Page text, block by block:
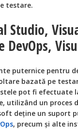
testare.
Studio,
DevOps,
puternice pentru
bazată pe
pot fi efectuate
utilizând un proces
deține un suport
, precum și alte